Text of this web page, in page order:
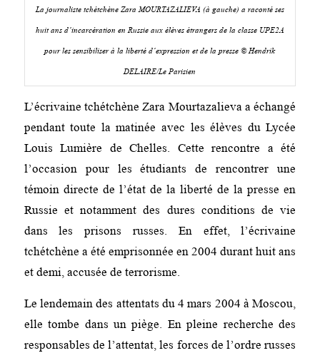
La journaliste tchétchène Zara MOURTAZALIEVA (à gauche) a raconté ses
huit ans d’incarcération en Russie aux élèves étrangers de la classe UPE2A
pour les sensibiliser à la liberté d’expression et de la presse © Hendrik
DELAIRE/Le Parisien
L’écrivaine tchétchène Zara Mourtazalieva a échangé
pendant toute la matinée avec les élèves du Lycée
Louis Lumière de Chelles. Cette rencontre a été
l’occasion pour les étudiants de rencontrer une
témoin directe de l’état de la liberté de la presse en
Russie et notamment des dures conditions de vie
dans les prisons russes. En effet, l’écrivaine
tchétchène a été emprisonnée en 2004 durant huit ans
et demi, accusée de terrorisme.
Le lendemain des attentats du 4 mars 2004 à Moscou,
elle tombe dans un piège. En pleine recherche des
responsables de l’attentat, les forces de l’ordre russes